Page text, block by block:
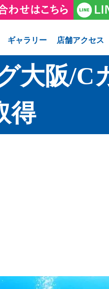
ギャラリー 店舗アクセス
大阪/C
得